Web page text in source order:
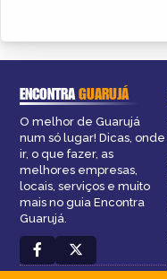
ENCONTRAGUARUJÁ
O melhor de Guarujá
num só lugar! Dicas, onde
ir, o que fazer, as
melhores empresas,
locais, serviços e muito
mais no guia Encontra
Guarujá.